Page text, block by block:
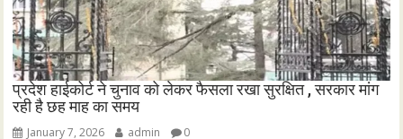
प्रदेश हाईकोर्ट ने चुनाव को लेकर फैसला रखा सुरक्षित , सरकार मांग
रही है छह माह का समय
January 7, 2026 admin 0